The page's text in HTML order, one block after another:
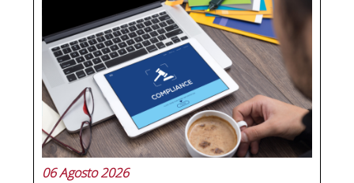
dirección y hay personas que lideran.
La diferencia no está en el cargo ni en
la antigüedad, sino en un conjunto de
competencias que se pueden
aprender, practicar y medir. Si te
preguntas qué separa a un directivo...
06 Agosto 2026